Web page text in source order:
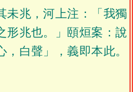
未兆，河上注：「我獨
形兆也。」頤烜案：說
白聲」，義即本此。